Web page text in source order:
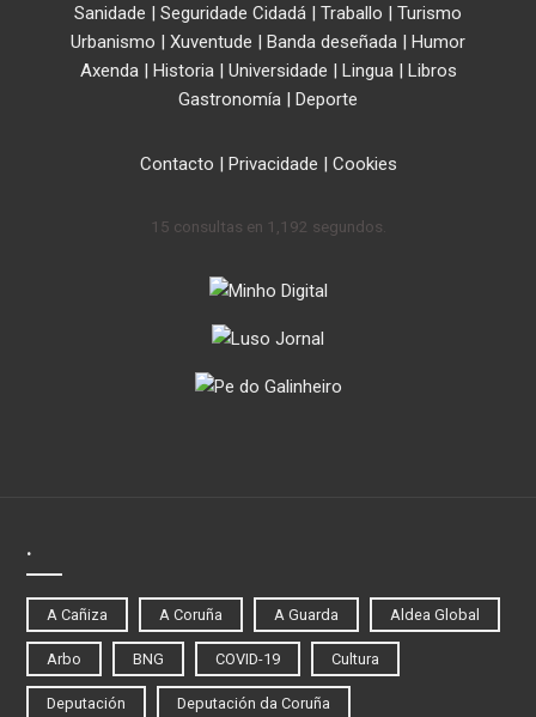
Sanidade
Seguridade Cidadá Traballo
Turismo
Urbanismo
Xuventude Banda deseñada
Humor
Axenda| Historia| Universidade Lingua|
Libros
Gastronomía
Deporte
Contacto Privacidade Cookies
15 consultas en 1,192 segundos.
.
A Cañiza A Coruña A Guarda Aldea Global
Arbo BNG COVID-19 Cultura
Deputación Deputación da Coruña